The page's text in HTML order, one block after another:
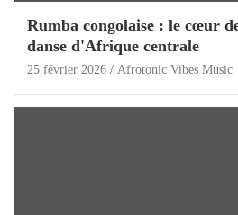
Rumba congolaise : le cœur
danse d'Afrique centrale
25 février 2026 Afrotonic Vibes Music